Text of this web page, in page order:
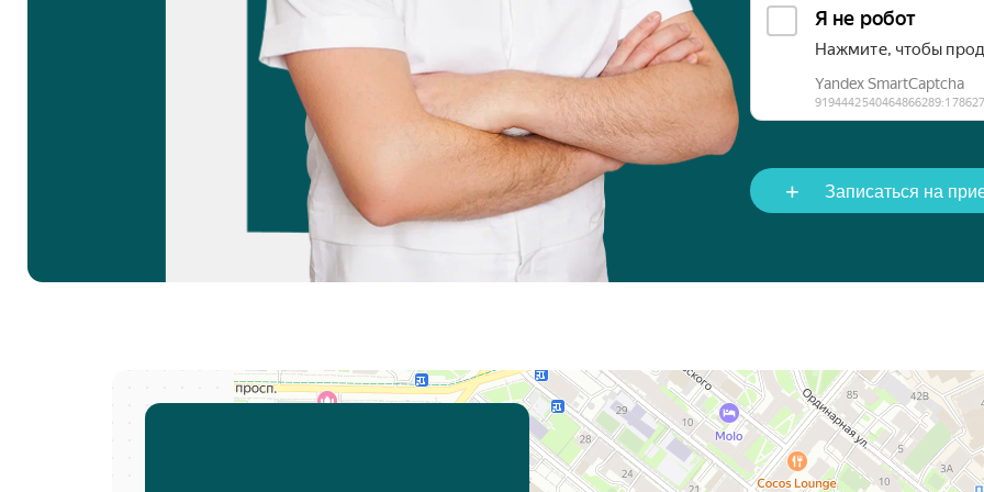
+ Записаться на